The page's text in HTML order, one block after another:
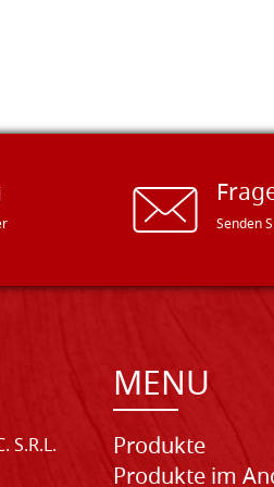
Senden
S.R.L.
MENU
Produkte
Produkte im